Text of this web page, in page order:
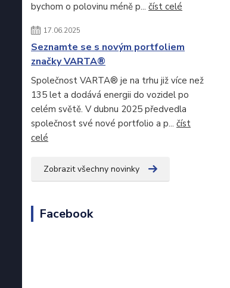
bychom o polovinu méně p... číst celé
17.06.2025
Seznamte se s novým portfoliem
značky VARTA®
Společnost VARTA® je na trhu již více než
135 let a dodává energii do vozidel po
celém světě. V dubnu 2025 předvedla
společnost své nové portfolio a p... číst
celé
Zobrazit všechny novinky
Facebook